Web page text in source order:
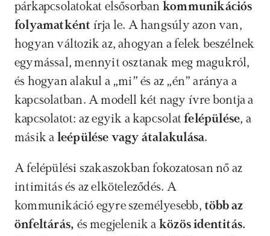
párkapcsolatokat elsősorban kommunikációs
folyamatként írja le. A hangsúly azon van,
hogyan változik az, ahogyan a felek beszélnek
egymással, mennyit osztanak meg magukról,
és hogyan alakul a „mi” és az „én” aránya a
kapcsolatban. A modell két nagy ívre bontja a
kapcsolatot: az egyik a kapcsolat felépülése, a
másik a leépülése vagy átalakulása.
A felépülési szakaszokban fokozatosan nő az
intimitás és az elköteleződés. A
kommunikáció egyre személyesebb, több az
önfeltárás, és megjelenik a